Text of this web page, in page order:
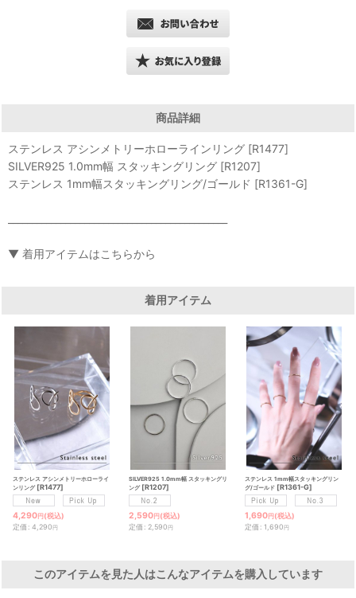
商品詳細
ステンレス アシンメトリーホローラインリング [R1477]
SILVER925 1.0mm幅 スタッキングリング [R1207]
ステンレス 1mm幅スタッキングリング/ゴールド [R1361-G]
▼ 着用アイテムはこちらから
着用アイテム
ステンレス アシンメトリーホローライ
ンリング [R1477]
4,290円 (税込)
定価 : 4,290円
SILVER925 1.0mm幅 スタッキングリ
ング [R1207]
2,590円 (税込)
定価 : 2,590円
ステンレス 1mm幅スタッキングリン
グ/ゴールド [R1361-G]
1,690円 (税込)
定価 : 1,690円
このアイテムを見た人はこんなアイテムを購入しています